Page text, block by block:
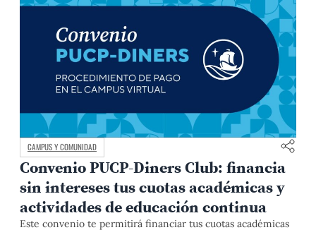
CAMPUS Y COMUNIDAD
Convenio PUCP-Diners Club: financia
sin intereses tus cuotas académicas y
actividades de educación continua
Este convenio te permitirá financiar tus cuotas académicas